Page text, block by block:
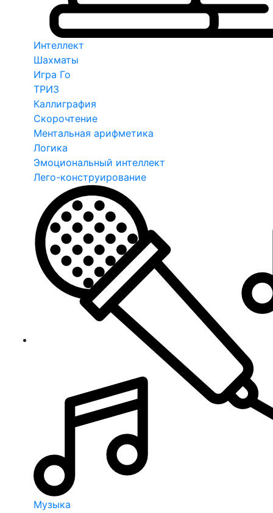
Интеллект
Шахматы
Игра Го
ТРИЗ
Каллиграфия
Скорочтение
Ментальная арифметика
Логика
Эмоциональный интеллект
Лего-конструирование
Музыка